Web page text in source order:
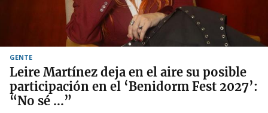
GENTE
Leire Martínez deja en el aire su posible
participación en el ‘Benidorm Fest 2027’:
“No sé ...”